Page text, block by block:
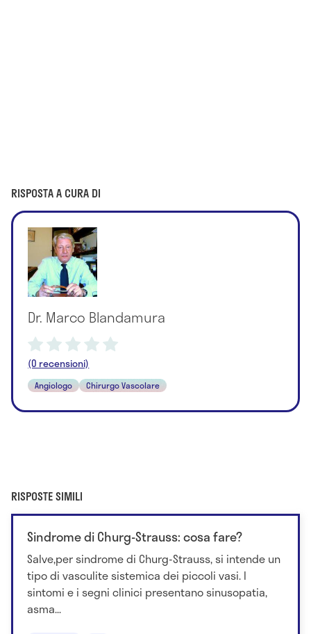
RISPOSTA A CURA DI
Dr. Marco Blandamura
(0 recensioni)
Angiologo Chirurgo Vascolare
RISPOSTE SIMILI
Sindrome di Churg-Strauss: cosa fare?
Salve,per sindrome di Churg-Strauss, si intende un
tipo di vasculite sistemica dei piccoli vasi. I
sintomi e i segni clinici presentano sinusopatia,
asma...